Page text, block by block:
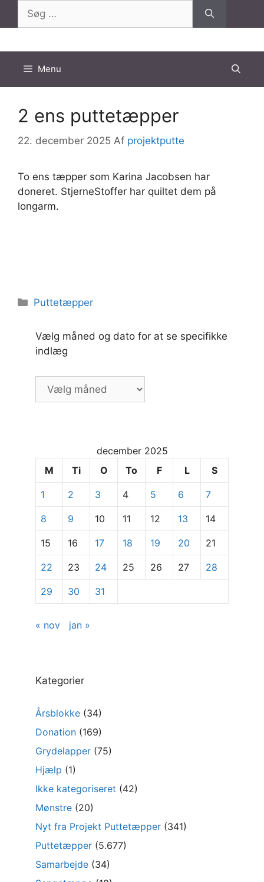
Søg
efter:
Menu
2 ens puttetæpper
22. december 2025 Af projektputte
To ens tæpper som Karina Jacobsen har
doneret. StjerneStoffer har quiltet dem på
longarm.
Kategorier
Puttetæpper
Vælg måned og dato for at se specifikke
indlæg
Vælg
måned
specifikke
indlæg
december 2025
M
Ti O To F L S
1 2 3 4 5 6 7
8 9 10 11 12 13 14
15 16 17 18 19 20 21
22 23 24 25 26 27 28
29 30 31
« nov jan »
Kategorier
Årsblokke (34)
Donation (169)
Grydelapper (75)
Hjælp (1)
Ikke kategoriseret (42)
Mønstre (20)
Nyt fra Projekt Puttetæpper (341)
Puttetæpper (5.677)
Samarbejde (34)